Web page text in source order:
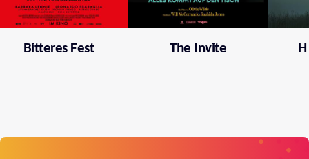
Bitteres Fest The Invite